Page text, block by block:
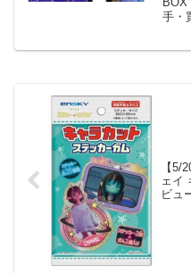
手・
【5/
ェイ
ビュ